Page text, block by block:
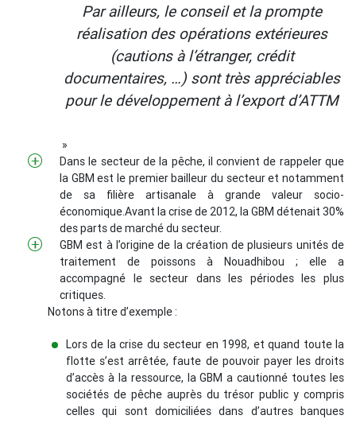
Par ailleurs, le conseil et la prompte
réalisation des opérations extérieures
(cautions à l’étranger, crédit
documentaires, …) sont très appréciables
pour le développement à l’export d’ATTM
»
Dans le secteur de la pêche, il convient de rappeler que
la GBM est le premier bailleur du secteur et notamment
de sa filière artisanale à grande valeur socio-
économique.Avant la crise de 2012, la GBM détenait 30%
des parts de marché du secteur.
GBM est à l’origine de la création de plusieurs unités de
traitement de poissons à Nouadhibou ; elle a
accompagné le secteur dans les périodes les plus
critiques.
Notons à titre d’exemple :
Lors de la crise du secteur en 1998, et quand toute la
flotte s’est arrêtée, faute de pouvoir payer les droits
d’accès à la ressource, la GBM a cautionné toutes les
sociétés de pêche auprès du trésor public y compris
celles qui sont domiciliées dans d’autres banques